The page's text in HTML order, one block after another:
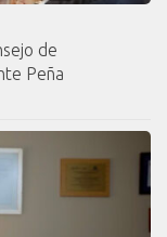
de
Peña